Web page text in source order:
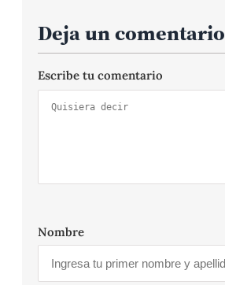
Deja un comentario
Escribe tu comentario
Nombre